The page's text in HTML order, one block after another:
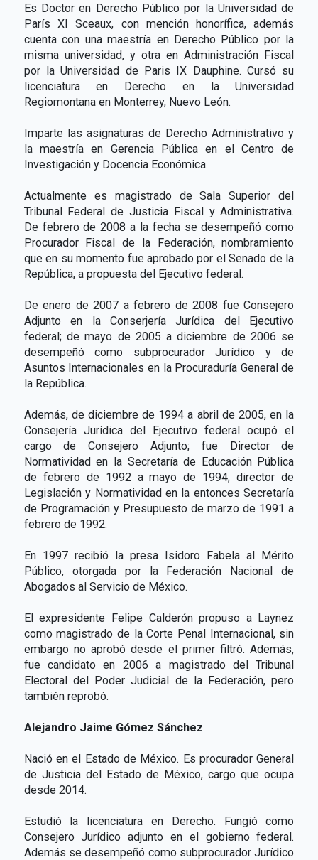
Es Doctor en Derecho Público por la Universidad de
París XI Sceaux, con mención honorífica, además
cuenta con una maestría en Derecho Público por la
misma universidad, y otra en Administración Fiscal
por la Universidad de Paris IX Dauphine. Cursó su
licenciatura en Derecho en la Universidad
Regiomontana en Monterrey, Nuevo León.
Imparte las asignaturas de Derecho Administrativo y
la maestría en Gerencia Pública en el Centro de
Investigación y Docencia Económica.
Actualmente es magistrado de Sala Superior del
Tribunal Federal de Justicia Fiscal y Administrativa.
De febrero de 2008 a la fecha se desempeñó como
Procurador Fiscal de la Federación, nombramiento
que en su momento fue aprobado por el Senado de la
República, a propuesta del Ejecutivo federal.
De enero de 2007 a febrero de 2008 fue Consejero
Adjunto en la Conserjería Jurídica del Ejecutivo
federal; de mayo de 2005 a diciembre de 2006 se
desempeñó como subprocurador Jurídico y de
Asuntos Internacionales en la Procuraduría General de
la República.
Además, de diciembre de 1994 a abril de 2005, en la
Consejería Jurídica del Ejecutivo federal ocupó el
cargo de Consejero Adjunto; fue Director de
Normatividad en la Secretaría de Educación Pública
de febrero de 1992 a mayo de 1994; director de
Legislación y Normatividad en la entonces Secretaría
de Programación y Presupuesto de marzo de 1991 a
febrero de 1992.
En 1997 recibió la presa Isidoro Fabela al Mérito
Público, otorgada por la Federación Nacional de
Abogados al Servicio de México.
El expresidente Felipe Calderón propuso a Laynez
como magistrado de la Corte Penal Internacional, sin
embargo no aprobó desde el primer filtró. Además,
fue candidato en 2006 a magistrado del Tribunal
Electoral del Poder Judicial de la Federación, pero
también reprobó.
Alejandro Jaime Gómez Sánchez
Nació en el Estado de México. Es procurador General
de Justicia del Estado de México, cargo que ocupa
desde 2014.
Estudió la licenciatura en Derecho. Fungió como
Consejero Jurídico adjunto en el gobierno federal.
Además se desempeñó como subprocurador Jurídico